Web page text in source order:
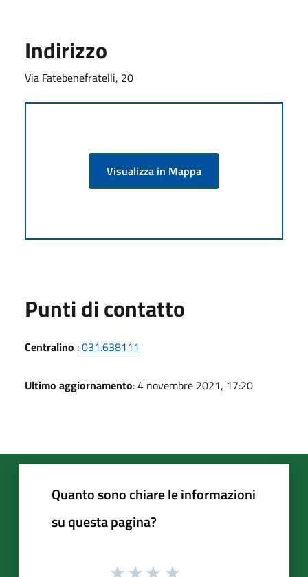
Indirizzo
Via Fatebenefratelli, 20
Visualizza in Mappa
Punti di contatto
Centralino :031.638111
Ultimo aggiornamento: 4 novembre 2021, 17:20
Quanto sono chiare le informazioni
su questa pagina?